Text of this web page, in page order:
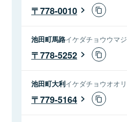
778-0010
池田町馬路イケダチョウウマジ
778-5252
池田町大利イケダチョウオオリ
779-5164